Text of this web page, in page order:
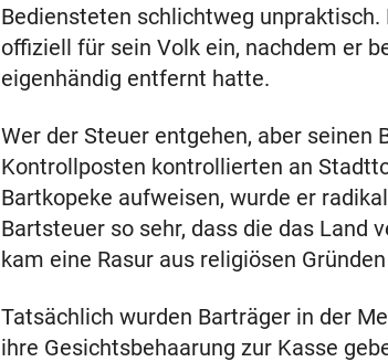
Bediensteten schlichtweg
offiziell für sein Volk ein, nachdem er
eigenhändig entfernt hatte.
Wer der Steuer entgehen, aber
Kontrollposten kontrollierten an
Bartkopeke aufweisen, wurde er
Bartsteuer so sehr, dass die das Land
kam eine Rasur aus religiösen
Tatsächlich wurden Barträger in der
ihre Gesichtsbehaarung zur Kasse